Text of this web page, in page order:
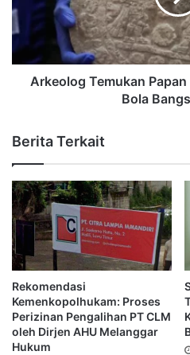
Arkeolog Temukan
Bola
Berita Terkait
Rekomendasi
Kemenkopolhukam: Proses
Perizinan Pengalihan PT CLM
oleh Dirjen AHU Melanggar
Hukum